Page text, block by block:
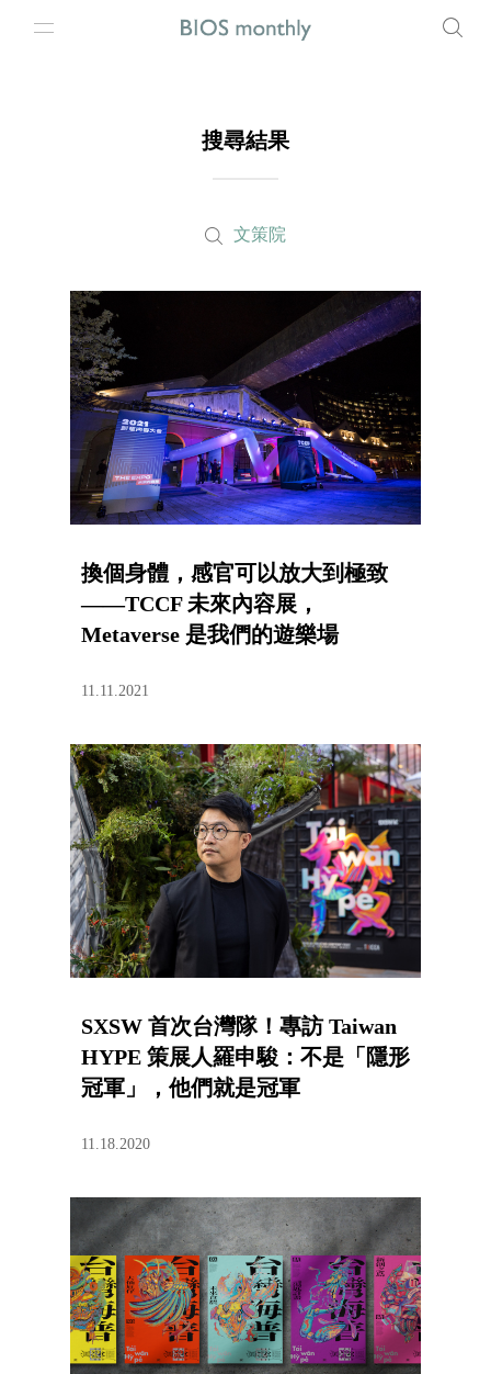
搜尋結果
文策院
換個身體，感官可以放大到極致
——TCCF 未來內容展，
Metaverse 是我們的遊樂場
11.11.2021
SXSW 首次台灣隊！專訪 Taiwan
HYPE 策展人羅申駿：不是「隱形
冠軍」，他們就是冠軍
11.18.2020